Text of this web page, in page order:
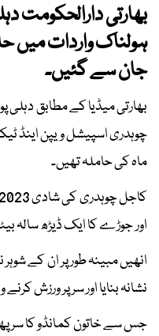
بھارتی دارالحکومت
ہولناک واردات میں
جان سے گئیں۔
چوہدری اسپیشل ویپن اینڈ
ماہ کی حاملہ تھیں۔
اور جوڑے کا ایک ڈیڑھ سالہ
انھیں مبینہ طور پر ان کے
نشانہ بنایا اور سر پر ورزش
جس سے خاتون کمانڈو کا سر